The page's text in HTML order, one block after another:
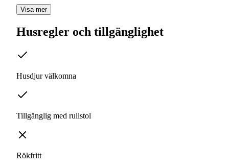
Visa mer
Husregler och tillgänglighet
Husdjur välkomna
Tillgänglig med rullstol
Rökfritt